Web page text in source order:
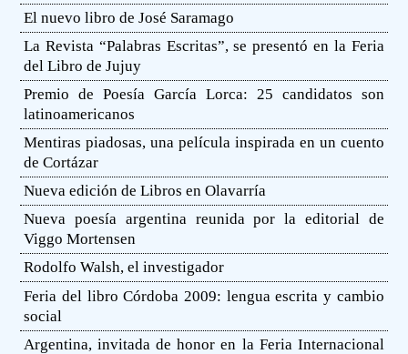
El nuevo libro de José Saramago
La Revista “Palabras Escritas”, se presentó en la Feria
del Libro de Jujuy
Premio de Poesía García Lorca: 25 candidatos son
latinoamericanos
Mentiras piadosas, una película inspirada en un cuento
de Cortázar
Nueva edición de Libros en Olavarría
Nueva poesía argentina reunida por la editorial de
Viggo Mortensen
Rodolfo Walsh, el investigador
Feria del libro Córdoba 2009: lengua escrita y cambio
social
Argentina, invitada de honor en la Feria Internacional